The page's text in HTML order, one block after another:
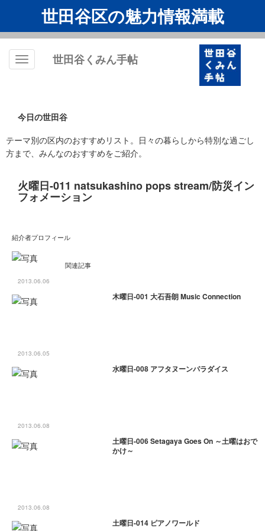
世田谷区の魅力情報満載
Toggle
世田谷くみん手帖
今日の世田谷
テーマ別の区内のおすすめリスト。日々の暮らしから特別な過ごし
方まで、みんなのおすすめをご紹介。
火曜日-011 natsukashino pops stream/防災イン
フォメーション
紹介者プロフィール
関連記事
2013.06.06
木曜日-001 大石吾朗 Music Connection
2013.06.05
水曜日-008 アフタヌーンパラダイス
2013.06.08
土曜日-006 Setagaya Goes On ～土曜はおで
かけ～
2013.06.08
土曜日-014 ピアノワールド